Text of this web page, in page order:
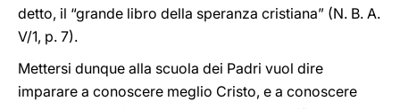
detto, il “grande libro della speranza cristiana” (N. B. A.
V/1, p. 7).
Mettersi dunque alla scuola dei Padri vuol dire
imparare a conoscere meglio Cristo, e a conoscere